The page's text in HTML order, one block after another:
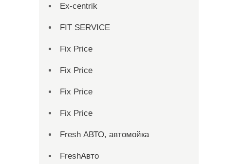
Ex-centrik
FIT SERVICE
Fix Price
Fix Price
Fix Price
Fix Price
Fresh АВТО, автомойка
FreshАвто